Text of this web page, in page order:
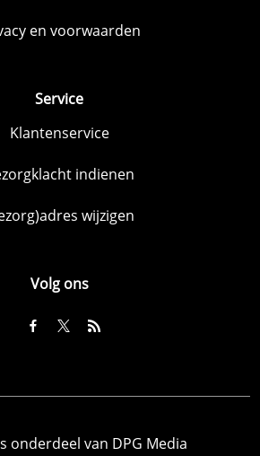
en voorwaarden
Service
Klantenservice
indienen
wijzigen
Volg ons
onderdeel van DPG Media